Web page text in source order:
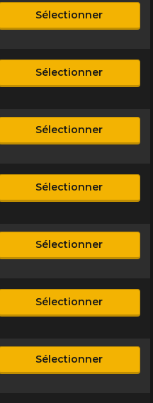
Sélectionner
Sélectionner
Sélectionner
Sélectionner
Sélectionner
Sélectionner
Sélectionner